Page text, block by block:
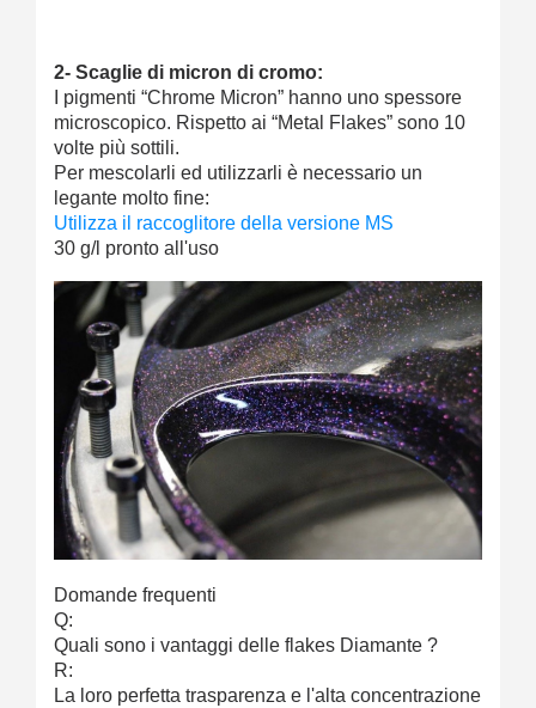
2- Scaglie di micron di cromo:
I pigmenti “Chrome Micron” hanno uno spessore
microscopico. Rispetto ai “Metal Flakes” sono 10
volte più sottili.
Per mescolarli ed utilizzarli è necessario un
legante molto fine:
Utilizza il raccoglitore della versione MS
30 g/l pronto all'uso
Domande frequenti
Q:
Quali sono i vantaggi delle flakes Diamante ?
R:
La loro perfetta trasparenza e l'alta concentrazione